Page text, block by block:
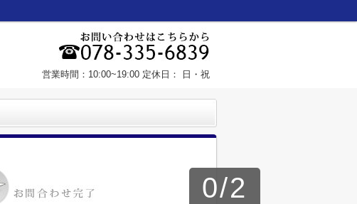
営業時間：10:00~19:00 定休日： 日・祝
0/2